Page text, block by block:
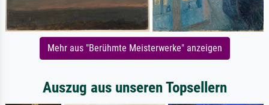
Mehr aus "Berühmte Meisterwerke" anzeigen
Auszug aus unseren Topsellern